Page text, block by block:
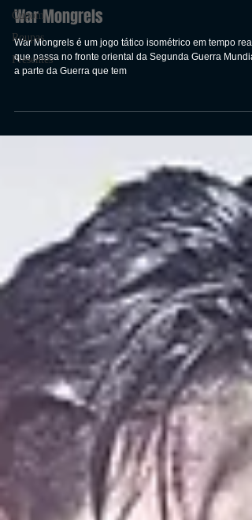
Cupom
Roupas
Presentes
War Mongrels
War Mongrels é um jogo tático isométrico em tempo real